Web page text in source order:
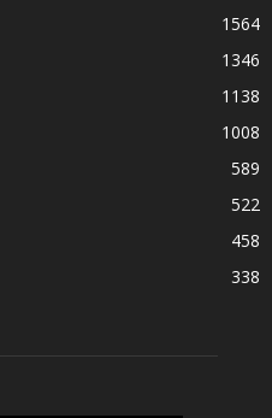
1564
1346
1138
1008
589
522
458
338